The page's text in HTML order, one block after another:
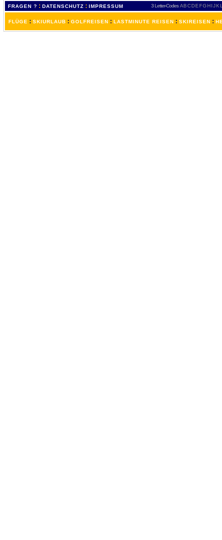
FRAGEN ? : DATENSCHUTZ : IMPRESSUM 3 Letter-Codes ABCDEFGH IJKL
FLÜGE : SKIURLAUB : GOLFREISEN : LASTMINUTE REISEN : SKIREISEN :